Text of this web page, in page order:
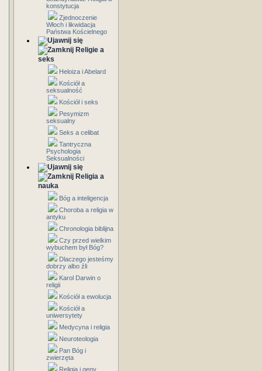
konstytucja
Zjednoczenie
Włoch i likwidacja
Państwa Kościelnego
Religie a
seks
Heloiza i Abelard
Kościół a
seksualność
Kościół i seks
Pesymizm
seksualny
Seks a celibat
Tantryczna
Psychologia
Seksualności
Religia a
nauka
Bóg a inteligencja
Choroba a religia w
antyku
Chronologia biblijna
Czy przed wielkim
wybuchem był Bóg?
Dlaczego jesteśmy
dobrzy albo źli
Karol Darwin o
religii
Kościół a ewolucja
Kościół a
uniwersytety
Medycyna i religia
Neuroteologia
Pan Bóg i
zwierzęta
Religia i geny